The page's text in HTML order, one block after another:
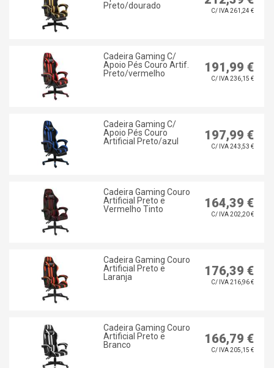
Preto/dourado
C/ IVA 261,24 €
Cadeira Gaming C/
Apoio Pés Couro Artif.
Preto/vermelho
191,99 €
C/ IVA 236,15 €
Cadeira Gaming C/
Apoio Pés Couro
Artificial Preto/azul
197,99 €
C/ IVA 243,53 €
Cadeira Gaming Couro
Artificial Preto e
Vermelho Tinto
164,39 €
C/ IVA 202,20 €
Cadeira Gaming Couro
Artificial Preto e
Laranja
176,39 €
C/ IVA 216,96 €
Cadeira Gaming Couro
Artificial Preto e
Branco
166,79 €
C/ IVA 205,15 €